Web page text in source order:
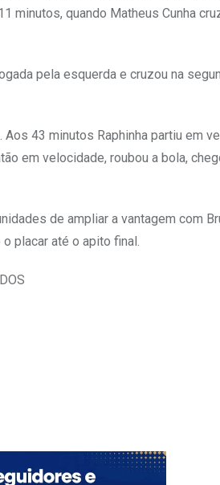
minutos, quando Matheus Cunha
pela esquerda e cruzou na
43 minutos Raphinha partiu em
em velocidade, roubou a bola,
de ampliar a vantagem com
placar até o apito final.